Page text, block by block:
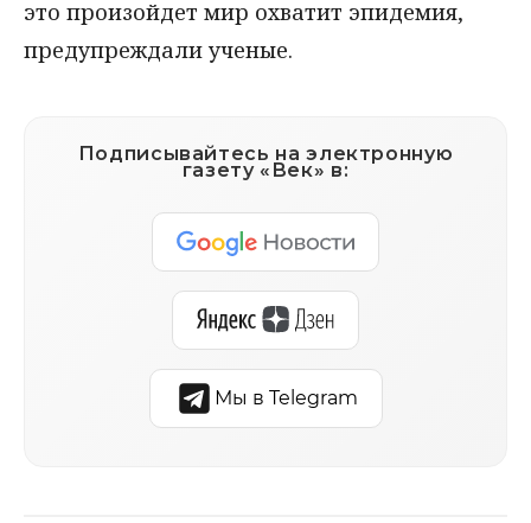
это произойдет мир охватит эпидемия,
предупреждали ученые.
Подписывайтесь на электронную
газету «Век» в:
Мы в Telegram